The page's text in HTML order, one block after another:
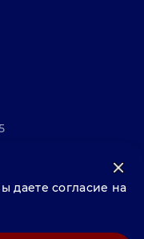
и комплексное
даете согласие на